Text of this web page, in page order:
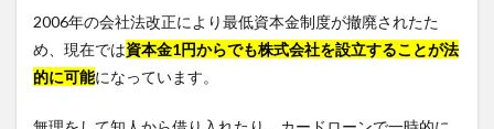
2006年の会社法改正により最低資本金制度が撤廃されたた
め、現在では資本金1円からでも株式会社を設立することが法
的に可能になっています。